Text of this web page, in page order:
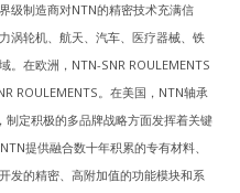
级制造商对NTN的精密技术充满信
涡轮机、航天、汽车、医疗器械、铁
。在欧洲，NTN-SNR ROULEMENTS
ROULEMENTS。在美国，NTN轴承
制定积极的多品牌战略方面发挥着关键
提供融合数十年积累的专有材料、
发的精密、高附加值的功能模块和系